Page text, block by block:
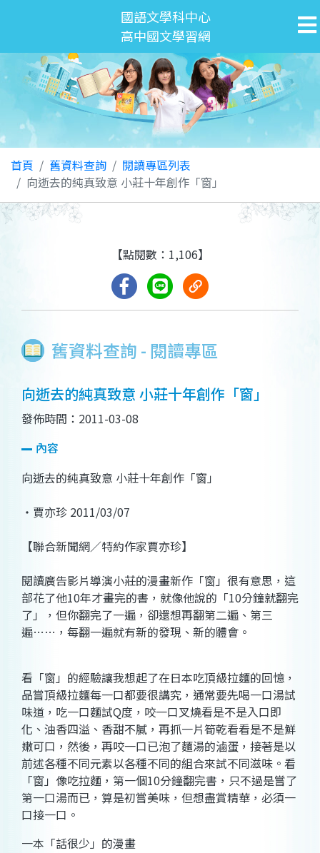
國語文學科中心
高中國文學習網
首頁 舊資料查詢
閱讀專區列表
向逝去的純真致意 小莊十年創作「窗」
舊資料查詢 - 閱讀專區
【點閱數：1,106】
向逝去的純真致意 小莊十年創作「窗」
發佈時間：2011-03-08
內容
向逝去的純真致意 小莊十年創作「窗」
‧賈亦珍 2011/03/07
【聯合新聞網／特約作家賈亦珍】
閱讀廣告影片導演小莊的漫畫新作「窗」很有意思，這
部花了他10年才畫完的書，就像他說的「10分鐘就翻完
了」，但你翻完了一遍，卻還想再翻第二遍、第三
遍……，每翻一遍就有新的發現、新的體會。
看「窗」的經驗讓我想起了在日本吃頂級拉麵的回憶，
品嘗頂級拉麵每一口都要很講究，通常要先喝一口湯試
味道，吃一口麵試Q度，咬一口叉燒看是不是入口即
化、油香四溢、香甜不膩，再抓一片筍乾看看是不是鮮
嫩可口，然後，再咬一口已泡了麵湯的滷蛋，接著是以
前述各種不同元素以各種不同的組合來試不同滋味。看
「窗」像吃拉麵，第一個10分鐘翻完書，只不過是嘗了
第一口湯而已，算是初嘗美味，但想盡賞精華，必須一
口接一口。
一本「話很少」的漫畫